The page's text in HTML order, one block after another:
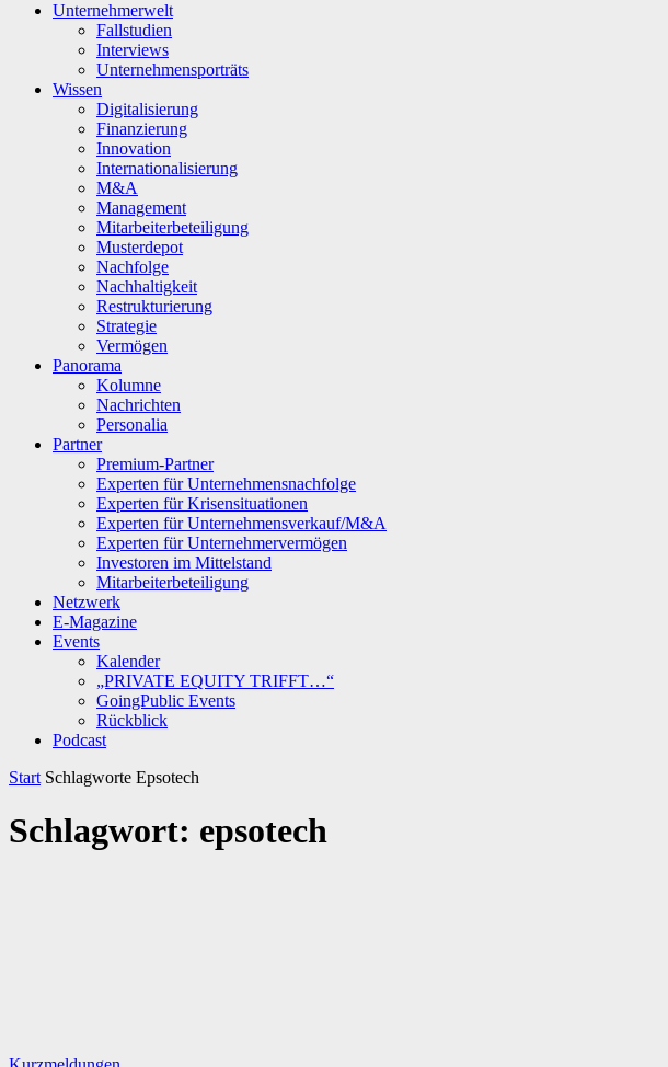
Unternehmerwelt
Fallstudien
Interviews
Unternehmensporträts
Wissen
Digitalisierung
Finanzierung
Innovation
Internationalisierung
M&A
Management
Mitarbeiterbeteiligung
Musterdepot
Nachfolge
Nachhaltigkeit
Restrukturierung
Strategie
Vermögen
Panorama
Kolumne
Nachrichten
Personalia
Partner
Premium-Partner
Experten für Unternehmensnachfolge
Experten für Krisensituationen
Experten für Unternehmensverkauf/M&A
Experten für Unternehmervermögen
Investoren im Mittelstand
Mitarbeiterbeteiligung
Netzwerk
E-Magazine
Events
Kalender
„PRIVATE EQUITY TRIFFT…“
GoingPublic Events
Rückblick
Podcast
Start Schlagworte Epsotech
Schlagwort: epsotech